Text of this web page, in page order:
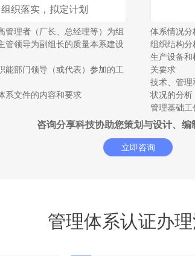
组织落实，拟定计划
管理者（厂长、总经理等）为组
管领导为副组长的质量本系建设
能部门领导（或代表）参加的工
系文件的内容和要求
体系情况分
组织结构分
生产设备和
关要求
技术、管理
状况的分析
管理基础工
咨询分享科技协助您策划与设计、编
立即咨询
管理体系认证办